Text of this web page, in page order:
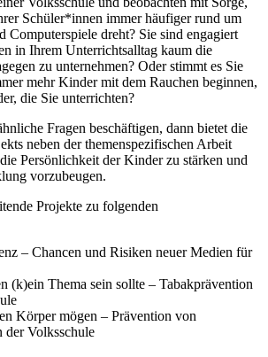
Schüler*innen immer häufiger rund um
Computerspiele dreht? Sie sind engagiert
in Ihrem Unterrichtsalltag kaum die
zu unternehmen? Oder stimmt es Sie
mehr Kinder mit dem Rauchen beginnen,
die Sie unterrichten?
Fragen beschäftigen, dann bietet die
neben der themenspezifischen Arbeit
Persönlichkeit der Kinder zu stärken und
vorzubeugen.
Projekte zu folgenden
– Chancen und Risiken neuer Medien für
(k)ein Thema sein sollte – Tabakprävention
Körper mögen – Prävention von
der Volksschule